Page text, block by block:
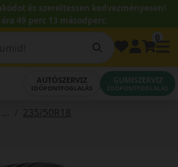
és szereltessen kedvezményesen!
49 perc 12 másodperc.
AUTÓSZERVIZ
IDŐPONTFOGLALÁS
GUMISZERVIZ
IDŐPONTFOGLALÁS
235/50R18